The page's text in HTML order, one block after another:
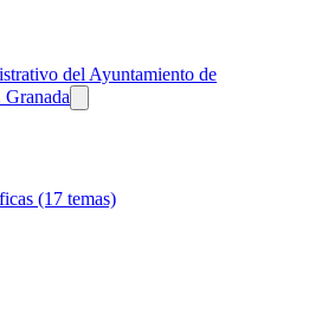
del Ayuntamiento de
(17 temas)